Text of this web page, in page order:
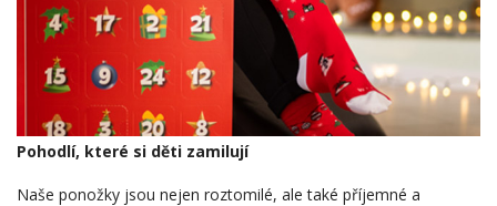
Pohodlí, které si děti zamilují
Naše ponožky jsou nejen roztomilé, ale také příjemné a